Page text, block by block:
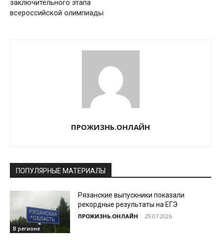
заключительного этапа
всероссийской олимпиады
ПРОЖИЗНЬ.ОНЛАЙН
ПОПУЛЯРНЫЕ МАТЕРИАЛЫ
В регионе
Рязанские выпускники показали
рекордные результаты на ЕГЭ
ПРОЖИЗНЬ.ОНЛАЙН - 29.07.2026